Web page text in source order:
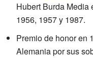
Hubert Burda Media
1956, 1957 y 1987.
Premio de honor en
Alemania por sus